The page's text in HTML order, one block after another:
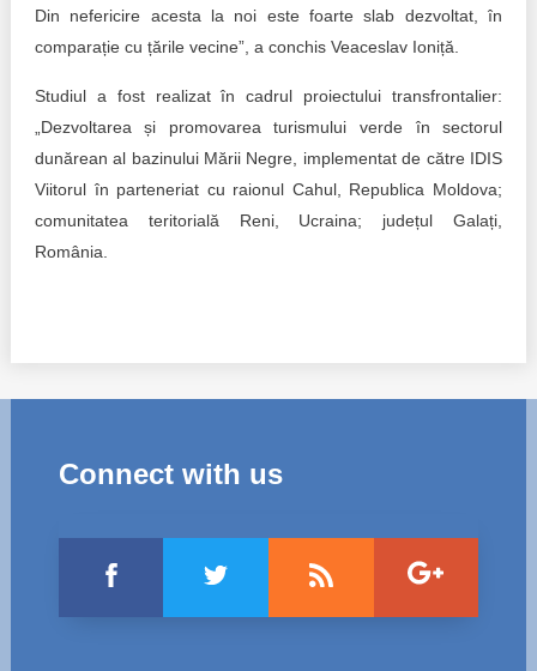
Din nefericire acesta la noi este foarte slab dezvoltat, în
comparație cu țările vecine”, a conchis Veaceslav Ioniță.
Studiul a fost realizat în cadrul proiectului transfrontalier:
„Dezvoltarea și promovarea turismului verde în sectorul
dunărean al bazinului Mării Negre, implementat de către IDIS
Viitorul în parteneriat cu raionul Cahul, Republica Moldova;
comunitatea teritorială Reni, Ucraina; județul Galați,
România.
Connect with us